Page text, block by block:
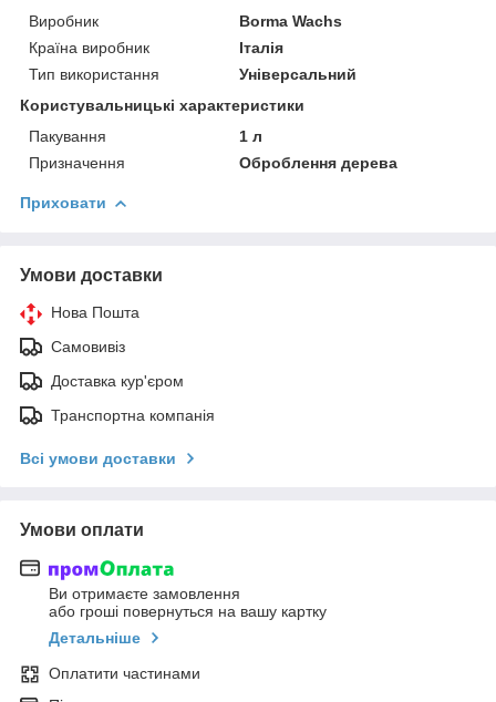
Виробник
Borma Wachs
Країна виробник
Італія
Тип використання
Універсальний
Користувальницькі характеристики
Пакування
1 л
Призначення
Оброблення дерева
Приховати
Умови доставки
Нова Пошта
Самовивіз
Доставка кур'єром
Транспортна компанія
Всі умови доставки
Умови оплати
Ви отримаєте замовлення
або гроші повернуться на вашу картку
Детальніше
Оплатити частинами